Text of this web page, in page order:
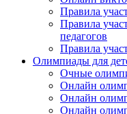
Правила
Правила
педагогов
Правила
Олимпиады для
Очные
Онлайн
Онлайн
Онлайн